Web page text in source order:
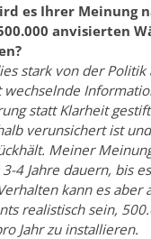
es Ihrer Meinung
anvisierten
stark von der Politik
statt Klarheit
verunsichert ist
Meiner
4 Jahre dauern, bis
kann es aber
realistisch sein,
Jahr zu installieren.